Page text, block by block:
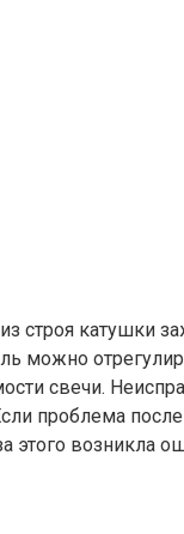
строя катушки
можно
свечи.
проблема
этого возникла